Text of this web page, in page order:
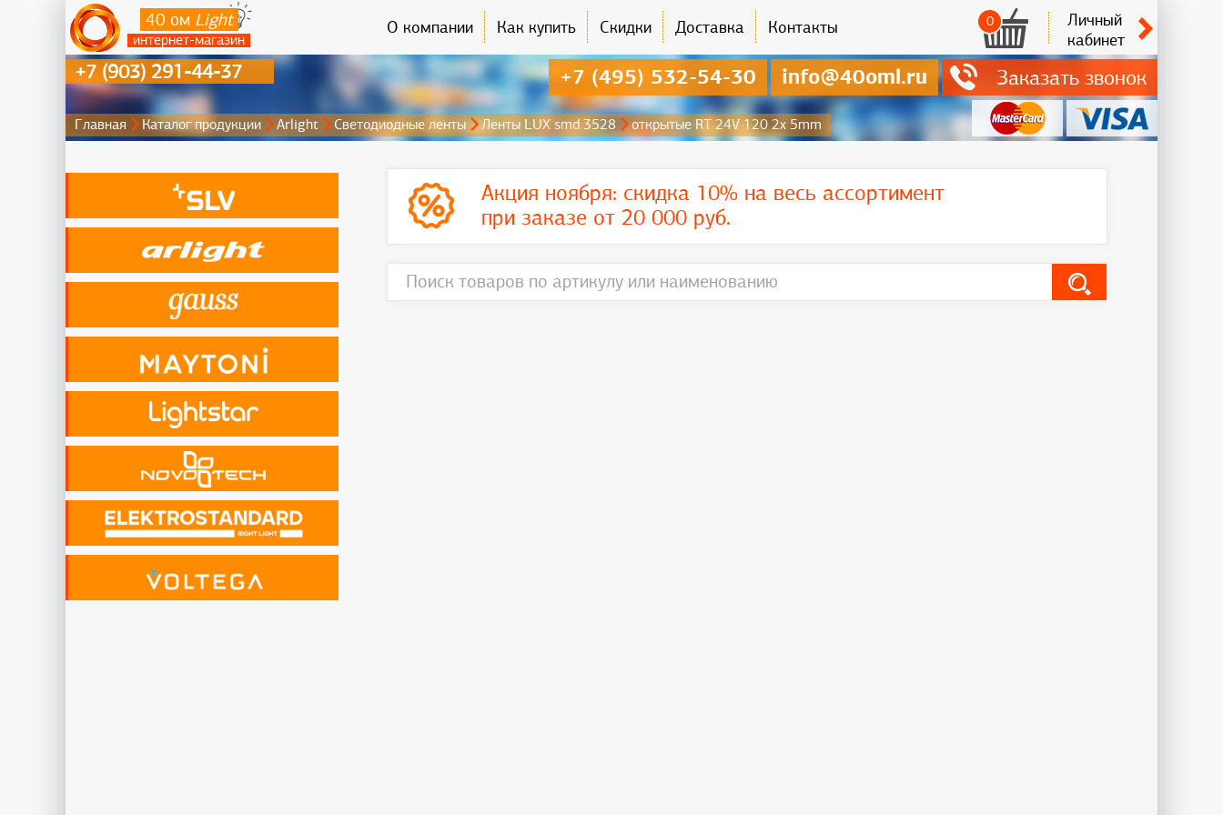
40 ом Light
интернет-магазин
О компании Как купить Скидки Доставка Контакты 0
Личный
кабинет
+7 (903) 291-44-37 +7 (495) 532-54-30 info@40oml.ru Заказать звонок
Главная Каталог продукции Arlight Светодиодные ленты Ленты LUX smd 3528 открытые RT 24V 120 2x 5mm
Акция ноября: скидка 10% на весь ассортимент
при заказе от 20 000 руб.